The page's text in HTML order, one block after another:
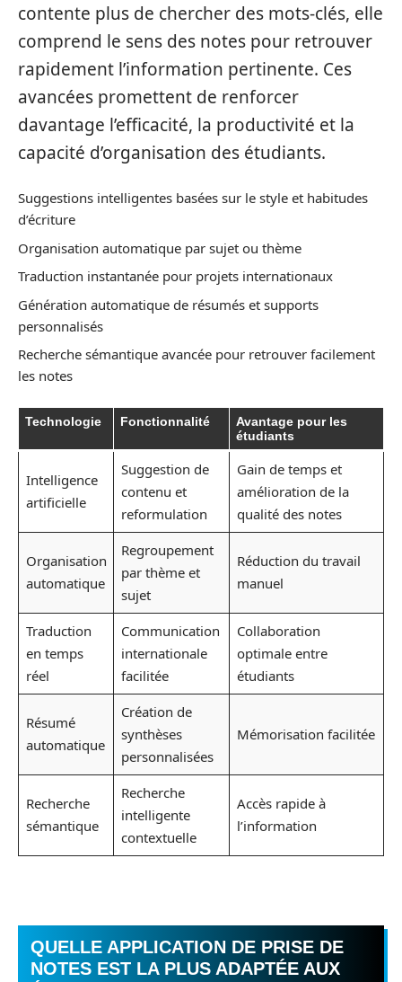
contente plus de chercher des mots-clés, elle
comprend le sens des notes pour retrouver
rapidement l’information pertinente. Ces
avancées promettent de renforcer
davantage l’efficacité, la productivité et la
capacité d’organisation des étudiants.
Suggestions intelligentes basées sur le style et habitudes
d’écriture
Organisation automatique par sujet ou thème
Traduction instantanée pour projets internationaux
Génération automatique de résumés et supports
personnalisés
Recherche sémantique avancée pour retrouver facilement
les notes
Technologie Fonctionnalité
Avantage pour les
étudiants
Intelligence
artificielle
Suggestion de
contenu et
reformulation
Gain de temps et
amélioration de la
qualité des notes
Organisation
automatique
Regroupement
par thème et
sujet
Réduction du travail
manuel
Traduction
en temps
réel
Communication
internationale
facilitée
Collaboration
optimale entre
étudiants
Résumé
automatique
Création de
synthèses
personnalisées
Mémorisation facilitée
Recherche
sémantique
Recherche
intelligente
contextuelle
Accès rapide à
l’information
QUELLE APPLICATION DE PRISE DE
NOTES EST LA PLUS ADAPTÉE AUX